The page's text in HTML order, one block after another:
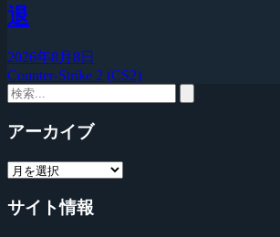
退
2026年8月8日
Counter-Strike 2 (CS2)
アーカイブ
サイト情報